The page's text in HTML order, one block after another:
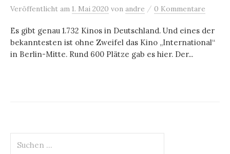
Veröffentlicht am 1. Mai 2020 von andre / 0 Kommentare
Es gibt genau 1.732 Kinos in Deutschland. Und eines der
bekanntesten ist ohne Zweifel das Kino „International“
in Berlin-Mitte. Rund 600 Plätze gab es hier. Der...
nach: